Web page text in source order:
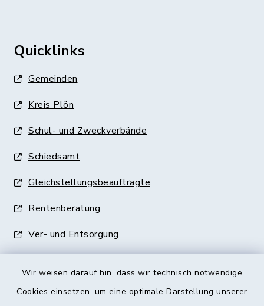
Wir weisen darauf hin, dass wir technisch notwendige
Cookies einsetzen, um eine optimale Darstellung unserer
Quicklinks
Gemeinden
Kreis Plön
Schul- und Zweckverbände
Schiedsamt
Gleichstellungsbeauftragte
Rentenberatung
Ver- und Entsorgung